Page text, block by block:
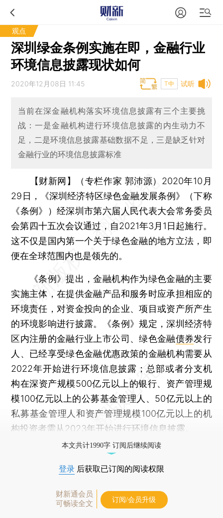
观点
深圳绿金条例实施在即，金融行业
环境信息披露现状如何
试听
2020年12月08日 11:45 T中
当前在深金融机构落实环境信息披露有三个主要挑
战：一是金融机构进行环境信息披露的内生动力不
足，二是环境信息披露基础数据不足，三是缺乏针对
金融行业的环境信息披露标准
【财新网】（专栏作家 郭沛源） 2020年10月
29日，《深圳经济特区绿色金融发展条例》（下称
《条例》）经深圳市第六届人民代表大会常务委员
会第四十五次会议通过，自2021年3月1日起施行。
这不仅是国内第一个关于绿色金融的地方立法，即
便在全球范围内也是领先的。
《条例》提出，金融机构作为绿色金融的主要
实施主体，在提供金融产品和服务时应承担相应的
环境责任，对资金投向的企业、项目或资产所产生
的环境影响进行披露。《条例》规定，深圳经济特
区内注册的金融行业上市公司、绿色金融债券发行
人、已经享受绿色金融优惠政策的金融机构需要从
2022年开始进行环境信息披露；总部或者分支机
构在深资产规模500亿元以上的银行、资产管理规
模100亿元以上的公募基金管理人、50亿元以上的
私募基金管理人和资产管理规模100亿元以上的机
构投资者需从2023年开始进行环境信息披露。
本文共计1990字 订阅后继续阅读
登录 后获取已订阅的阅读权限
财新通会员
可畅读全文
订阅/会员升级